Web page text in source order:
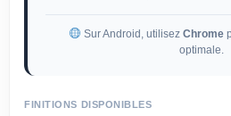
Sur Android, utilisez Chrome
optimale.
FINITIONS DISPONIBLES